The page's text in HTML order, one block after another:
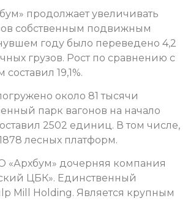
продолжает увеличивать
собственным подвижным
году было переведено 4,2
грузов. Рост по сравнению с
19,1%.
около 81 тысячи
парк вагонов на начало
2502 единиц. В том числе,
лесных платформ.
дочерняя компания
ЦБК». Единственный
Mill Holding. Является крупным